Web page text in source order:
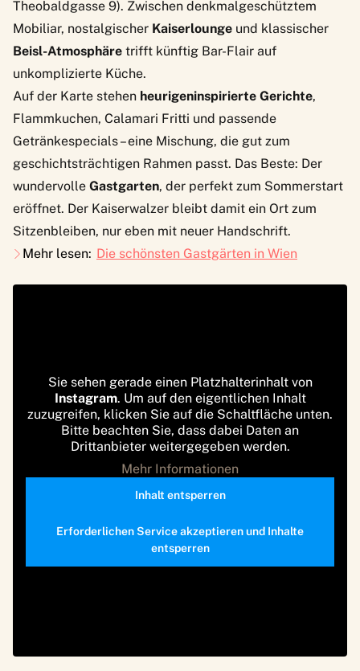
Theobaldgasse 9). Zwischen denkmalgeschütztem
Mobiliar, nostalgischer Kaiserlounge und klassischer
Beisl-Atmosphäre trifft künftig Bar-Flair auf
unkomplizierte Küche.
Auf der Karte stehen heurigeninspirierte Gerichte,
Flammkuchen, Calamari Fritti und passende
Getränkespecials – eine Mischung, die gut zum
geschichtsträchtigen Rahmen passt. Das Beste: Der
wundervolle Gastgarten, der perfekt zum Sommerstart
eröffnet. Der Kaiserwalzer bleibt damit ein Ort zum
Sitzenbleiben, nur eben mit neuer Handschrift.
Mehr lesen: Die schönsten Gastgärten in Wien
Sie sehen gerade einen Platzhalterinhalt von
Instagram. Um auf den eigentlichen Inhalt
zuzugreifen, klicken Sie auf die Schaltfläche unten.
Bitte beachten Sie, dass dabei Daten an
Drittanbieter weitergegeben werden.
Mehr Informationen
Inhalt entsperren
Erforderlichen Service akzeptieren und Inhalte
entsperren